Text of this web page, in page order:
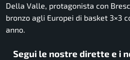
Della Valle, protagonista con
bronzo agli Europei di basket 3×3
anno.
Segui le nostre dirette e i